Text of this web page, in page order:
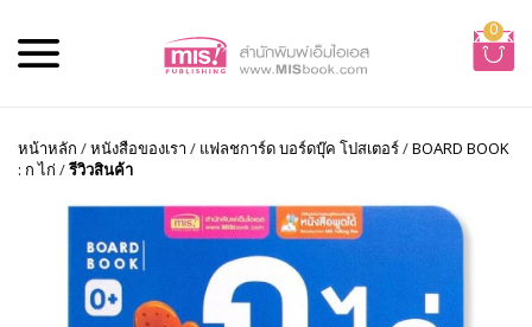
0
หน้าหลัก /หนังสือของเรา / แฟลชการ์ด บอร์ดบุ๊ค โปสเตอร์/BOARD BOOK
: ก ไก่ /รีวิวสินค้า